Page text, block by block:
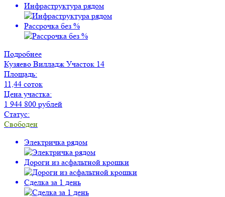
Инфраструктура рядом
Рассрочка без %
Подробнее
Кузяево Вилладж Участок 14
Площадь:
11,44 соток
Цена участка:
1 944 800 рублей
Статус:
Свободен
Электричка рядом
Дороги из асфальтной крошки
Сделка за 1 день